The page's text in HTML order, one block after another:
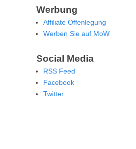
Werbung
Affiliate Offenlegung
Werben Sie auf MoW
Social Media
RSS Feed
Facebook
Twitter